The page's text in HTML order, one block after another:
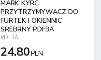
MARK KYRC
PRZYTRZYMYWACZ DO
FURTEK I OKIENNIC
SREBRNY PDF3A
PDF3A
24.80PLN